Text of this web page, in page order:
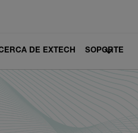
DE EXTECH SOPORTE